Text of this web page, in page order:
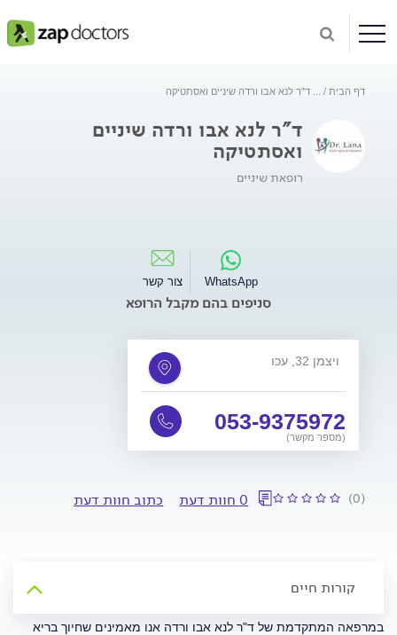
דף הבית ד"ר לנא אבו ורדה שיניים ואסתטיקה
ד"ר לנא אבו ורדה שיניים
ואסתטיקה
רופאת שיניים
WhatsApp צור קשר
סניפים בהם מקבל הרופא
ויצמן 32, עכו
053-9375972
(מספר מקשר)
(0) 0 חוות דעת כתוב חוות דעת
קורות חיים
במרפאה המתקדמת של ד"ר לנא אבו ורדה אנו מאמינים שחיוך בריא